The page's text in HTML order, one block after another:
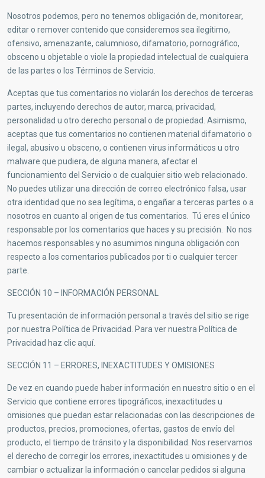
Nosotros podemos, pero no tenemos obligación de, monitorear,
editar o remover contenido que consideremos sea ilegítimo,
ofensivo, amenazante, calumnioso, difamatorio, pornográfico,
obsceno u objetable o viole la propiedad intelectual de cualquiera
de las partes o los Términos de Servicio.
Aceptas que tus comentarios no violarán los derechos de terceras
partes, incluyendo derechos de autor, marca, privacidad,
personalidad u otro derecho personal o de propiedad. Asimismo,
aceptas que tus comentarios no contienen material difamatorio o
ilegal, abusivo u obsceno, o contienen virus informáticos u otro
malware que pudiera, de alguna manera, afectar el
funcionamiento del Servicio o de cualquier sitio web relacionado.
No puedes utilizar una dirección de correo electrónico falsa, usar
otra identidad que no sea legítima, o engañar a terceras partes o a
nosotros en cuanto al origen de tus comentarios. Tú eres el único
responsable por los comentarios que haces y su precisión. No nos
hacemos responsables y no asumimos ninguna obligación con
respecto a los comentarios publicados por ti o cualquier tercer
parte.
SECCIÓN 10 – INFORMACIÓN PERSONAL
Tu presentación de información personal a través del sitio se rige
por nuestra Política de Privacidad. Para ver nuestra Política de
Privacidad haz clic aquí.
SECCIÓN 11 – ERRORES, INEXACTITUDES Y OMISIONES
De vez en cuando puede haber información en nuestro sitio o en el
Servicio que contiene errores tipográficos, inexactitudes u
omisiones que puedan estar relacionadas con las descripciones de
productos, precios, promociones, ofertas, gastos de envío del
producto, el tiempo de tránsito y la disponibilidad. Nos reservamos
el derecho de corregir los errores, inexactitudes u omisiones y de
cambiar o actualizar la información o cancelar pedidos si alguna